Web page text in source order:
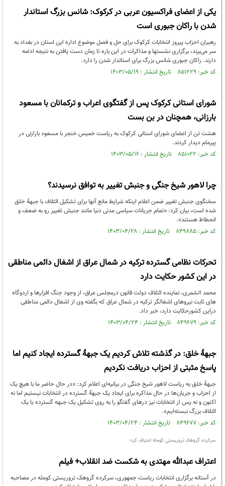
یکی از اعضای فراکسیون عربی در کرکوک: شانس بزرگ استاندار
شدن با راکان جبوری است
رهبران احزاب پیروز انتخابات کرکوک برای حل و فصل موضوع اداره این استان در بغداد به
سر می‌برند، برگزاری نشستها و مذاکرات در این باره تا زمان دست یافتن به نتیجه ادامه
دارند. راکان جبوری شانس بزرگ برای استاندار شدن را دارد.
کد خبر: ۸۵۱۲۲۹ تاریخ انتشار : ۱۴۰۳/۰۵/۱۹
شورای استانی کرکوک پس از گفتگوی اعراب و ترکمانان با مسعود
بارزانی، همچنان در بن بست
هشت تن از اعضای شورای استانی کرکوک به ریاست خمیس خنجر با مسعود بارازنی در
پیرمام دیدار کردند.
کد خبر: ۸۵۱۰۲۲ تاریخ انتشار : ۱۴۰۳/۰۵/۱۶
چرا لاهور شیخ جنگی و جنبش تغییر به توافق نرسیدند؟
سخنگوی جنبش تغییر ضمن اعلام اینکه شرایط مانع آنها برای تشکیل ائتلاف با جبهۀ خلق
شده است، بیان کرد: «تمام جریانات سیاسی مدنی دنیا مانند جنبش تغییر رو به ضعف و
انحطاط هستند».
کد خبر: ۸۴۹۸۸۵ تاریخ انتشار : ۱۴۰۳/۰۴/۲۸
تحرکات نظامی گسترده ترکیه در شمال عراق از اشغال دائمی مناطقی
در این کشور حکایت دارد
محمد الشمری، نماینده ائتلاف دولت قانون درمجلس عراق، از وجود جنگ افزارها و اردوگاه
های ثابت نیروهای اشغالگر ترکیه در شمال عراق که بگفته وی از اشغال دائمی مناطقی
دراین کشورحکایت دارد، خبر داد.
کد خبر: ۸۴۹۶۷۹ تاریخ انتشار : ۱۴۰۳/۰۴/۲۴
جبهۀ خلق: در گذشته تلاش کردیم یک جبهۀ گستردە ایجاد کنیم اما
پاسخ مثبتی از احزاب دریافت نکردیم
جبهۀ خلق به ریاست لاهور شیخ جنگی در بیانیەای اعلام کرد: «در حال حاضر ما با هیچ یک
از احزاب و جریان‌ها در حال مذاکره برای ایجاد یک جبهۀ گسترده در انتخابات نیستیم اما نه
اکنون و نه پس از انتخابات نیز درهای گفتگو را به روی تشکیل یک جبهه گسترده یا یک
ائتلاف بزرگ نبسته‌ایم».
کد خبر: ۸۴۹۶۷۷ تاریخ انتشار : ۱۴۰۳/۰۴/۲۴
سرکرده گروهک تروریستی کومله اعتراف کرد؛
اعتراف عبدالله مهتدی به شکست ضد انقلاب+ فیلم
در آستانه برگزاری انتخابات ریاست جمهوری، سرکرده گروهک تروریستی کومله در مصاحبه